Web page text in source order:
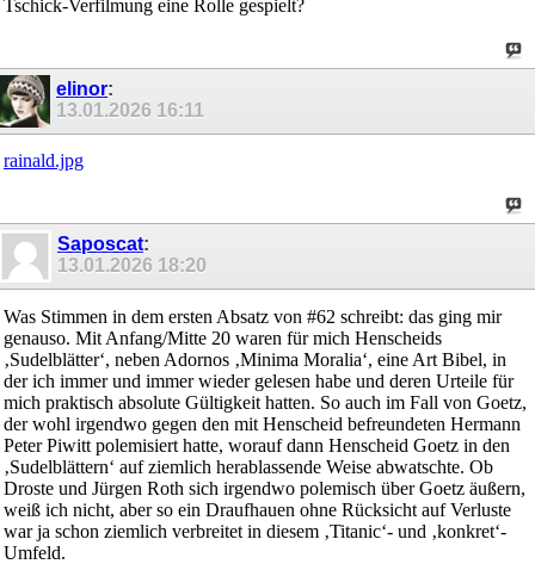
Tschick-Verfilmung eine Rolle gespielt?
elinor:
13.01.2026 16:11
rainald.jpg
Saposcat:
13.01.2026 18:20
Was Stimmen in dem ersten Absatz von #62 schreibt: das ging mir
genauso. Mit Anfang/Mitte 20 waren für mich Henscheids
‚Sudelblätter‘, neben Adornos ‚Minima Moralia‘, eine Art Bibel, in
der ich immer und immer wieder gelesen habe und deren Urteile für
mich praktisch absolute Gültigkeit hatten. So auch im Fall von Goetz,
der wohl irgendwo gegen den mit Henscheid befreundeten Hermann
Peter Piwitt polemisiert hatte, worauf dann Henscheid Goetz in den
‚Sudelblättern‘ auf ziemlich herablassende Weise abwatschte. Ob
Droste und Jürgen Roth sich irgendwo polemisch über Goetz äußern,
weiß ich nicht, aber so ein Draufhauen ohne Rücksicht auf Verluste
war ja schon ziemlich verbreitet in diesem ‚Titanic‘- und ‚konkret‘-
Umfeld.